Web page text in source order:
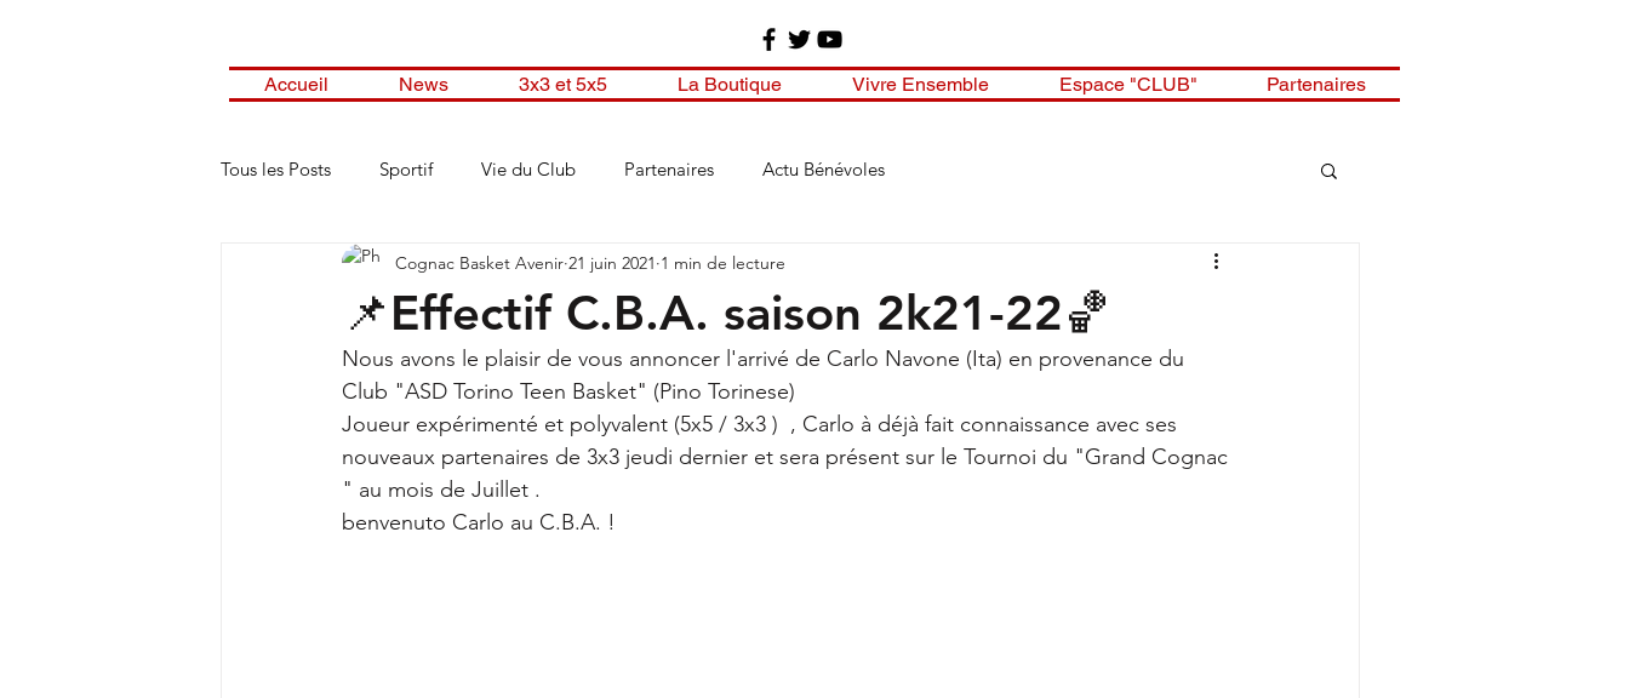
Accueil News 3x3 et 5x5 La Boutique Vivre Ensemble Espace "CLUB" Partenaires
Tous les Posts Sportif Vie du Club Partenaires Actu Bénévoles
📌Effectif C.B.A. saison 2k21-22🏀
Cognac Basket Avenir 21 juin 2021 1 min de lecture
Nous avons le plaisir de vous annoncer l'arrivé de Carlo Navone (Ita) en provenance du
Club "ASD Torino Teen Basket" (Pino Torinese)
Joueur expérimenté et polyvalent (5x5 / 3x3 )  , Carlo à déjà fait connaissance avec ses
nouveaux partenaires de 3x3 jeudi dernier et sera présent sur le Tournoi du "Grand Cognac
" au mois de Juillet .
benvenuto Carlo au C.B.A. !